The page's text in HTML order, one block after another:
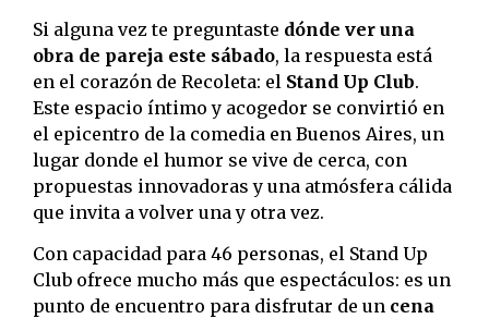
Si alguna vez te preguntaste dónde ver una
obra de pareja este sábado, la respuesta está
en el corazón de Recoleta: el Stand Up Club.
Este espacio íntimo y acogedor se convirtió en
el epicentro de la comedia en Buenos Aires, un
lugar donde el humor se vive de cerca, con
propuestas innovadoras y una atmósfera cálida
que invita a volver una y otra vez.
Con capacidad para 46 personas, el Stand Up
Club ofrece mucho más que espectáculos: es un
punto de encuentro para disfrutar de un cena